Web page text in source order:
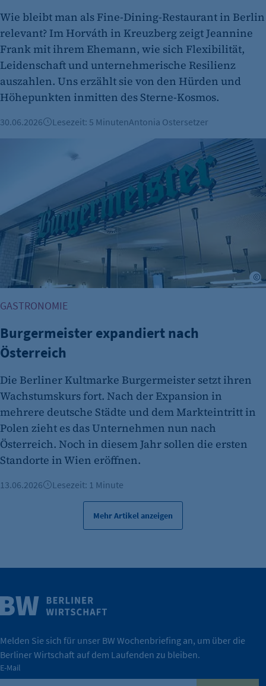
1 Jahr
Anbieter:
etracker GmbH
Zweck:
Cookie Erkennung
Cookie Laufzeit:
2 Jahre
etracker Analytics
Name:
et_allow_cookies
etracker GmbH
Zweck:
Es erlaubt eTracker Cookies zu setzen.
480 Tage
Zweck:
Scrolltiefe gemessen wird.
24 Std.
konkret bedeutet – und wie die IHK Berlin Unternehmen
tatsächlich unterstützt.
Wirtschaft.
Weitere Infos
Wie bleibt man als Fine-Dining-Restaurant in Berlin
relevant? Im Horváth in Kreuzberg zeigt Jeannine
Frank mit ihrem Ehemann, wie sich Flexibilität,
Leidenschaft und unternehmerische Resilienz
auszahlen. Uns erzählt sie von den Hürden und
Höhepunkten inmitten des Sterne-Kosmos.
30.06.2026 Lesezeit: 5 MinutenAntonia Ostersetzer
Burgermeister expandiert nach Österreich
GASTRONOMIE
Burgermeister expandiert nach
Österreich
Die Berliner Kultmarke Burgermeister setzt ihren
Wachstumskurs fort. Nach der Expansion in
mehrere deutsche Städte und dem Markteintritt in
Polen zieht es das Unternehmen nun nach
Österreich. Noch in diesem Jahr sollen die ersten
Standorte in Wien eröffnen.
13.06.2026 Lesezeit: 1 Minute
Mehr Artikel anzeigen
Melden Sie sich für unser BW Wochenbriefing an, um über die
Berliner Wirtschaft auf dem Laufenden zu bleiben.
E-Mail